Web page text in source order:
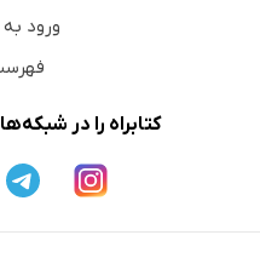
ورود
کتابراه را در